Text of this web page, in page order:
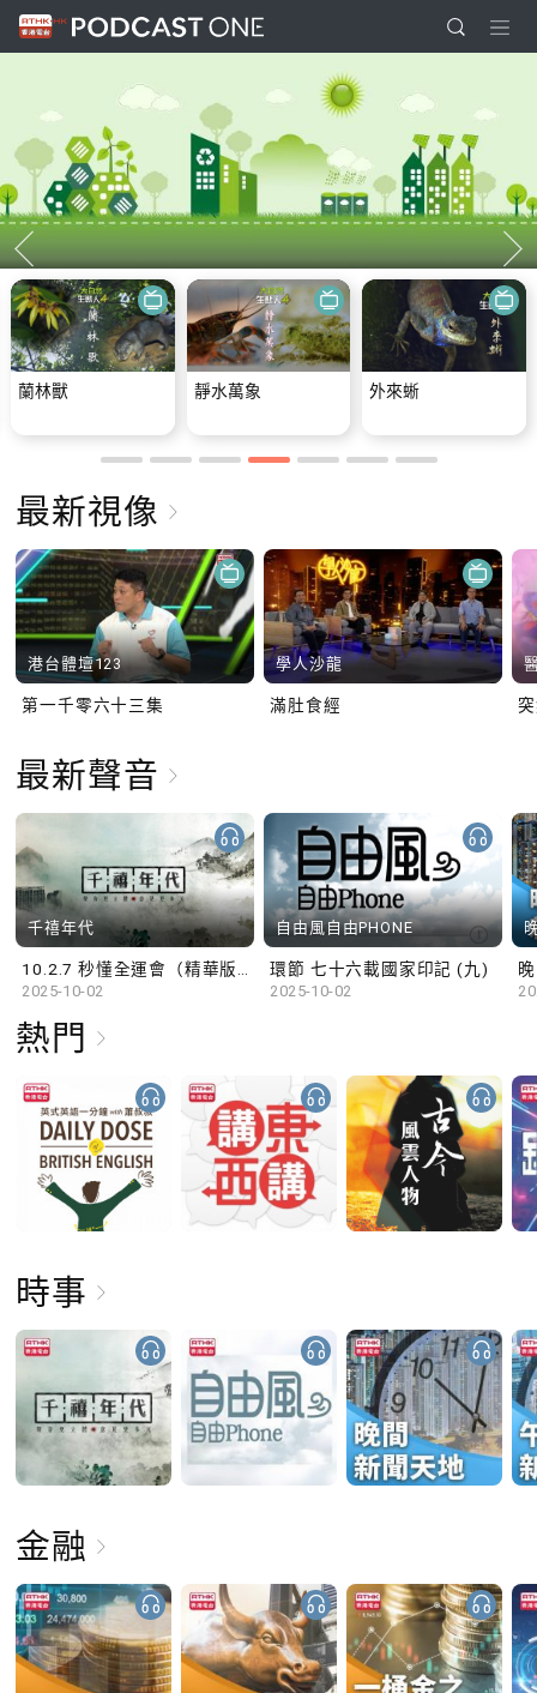
蘭林獸 靜水萬象 外來蜥
最新視像
港台體壇123
第一千零六十三集
學人沙龍
滿肚食經
最新聲音
千禧年代
2025-10-02
自由風自由PHONE
環節 七十六載國家印記 (九)
2025-10-02
熱門
時事
金融